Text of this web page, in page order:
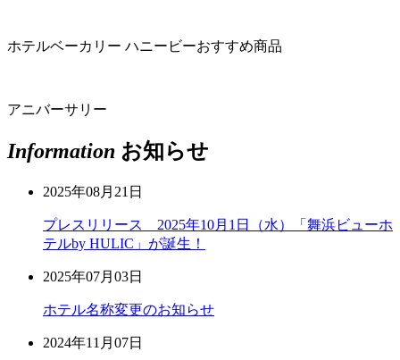
ホテルベーカリー ハニービーおすすめ商品
アニバーサリー
Information お知らせ
2025年08月21日
プレスリリース 2025年10月1日（水）「舞浜ビューホ
テルby HULIC」が誕生！
2025年07月03日
ホテル名称変更のお知らせ
2024年11月07日